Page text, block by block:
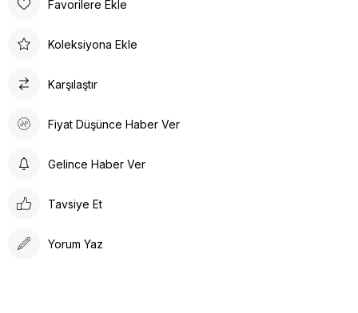
Favorilere Ekle
Koleksiyona Ekle
Karşılaştır
Fiyat Düşünce Haber Ver
Gelince Haber Ver
Tavsiye Et
Yorum Yaz